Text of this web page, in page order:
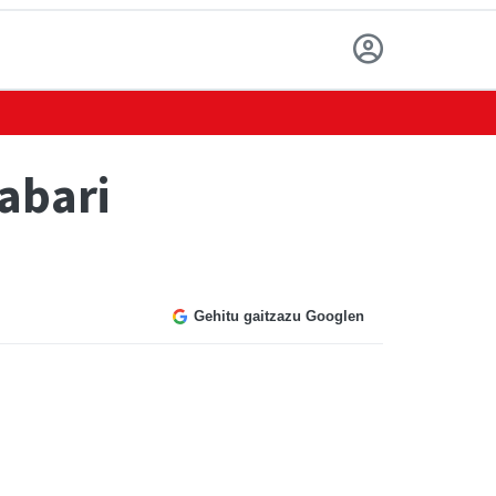
Gehitu gaitzazu Googlen